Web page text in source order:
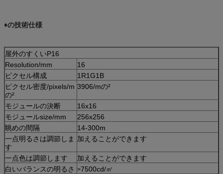
♦の技術仕様
屋外のすくいP16
Resolution/mm
16
ピクセル構成
1R1G1B
ピクセル密度/pixels/m
の²
3906/mの²
モジュールの決断
16x16
モジュールsize/mm
256x256
眺めの間隔
14-300m
一点明るさは調節しま
す
加えることができます
一点色は調節します
加えることができます
白いバランスの明るさ >7500cd/㎡